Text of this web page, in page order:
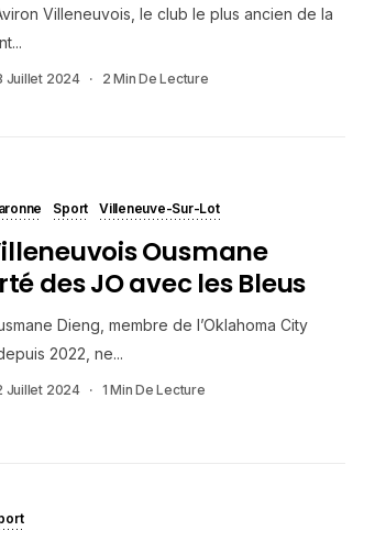
Villeneuvois, le club le plus ancien de la
Juillet 2024 2 Min De Lecture
Sport Villeneuve-Sur-Lot
Ousmane
des JO avec les Bleus
Dieng, membre de l’Oklahoma City
2022, ne...
Juillet 2024 1 Min De Lecture